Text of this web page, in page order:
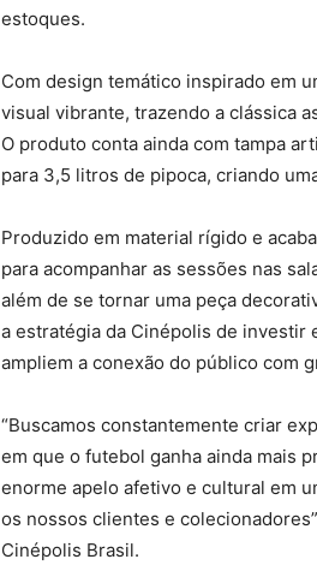
estoques.
Com design temático inspirado em
visual vibrante, trazendo a clássica
O produto conta ainda com tampa
para 3,5 litros de pipoca, criando
Produzido em material rígido e
para acompanhar as sessões nas
além de se tornar uma peça
a estratégia da Cinépolis de
ampliem a conexão do público com
“Buscamos constantemente criar
em que o futebol ganha ainda mais
enorme apelo afetivo e cultural em
os nossos clientes e
Cinépolis Brasil.